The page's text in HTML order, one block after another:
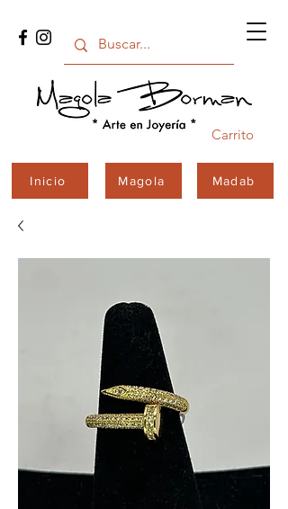
Carrito
Inicio Magola Madab